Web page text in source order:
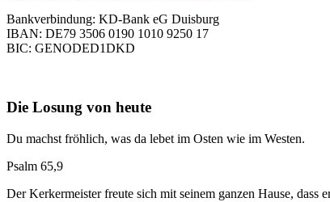
Bankverbindung: KD-Bank eG Duisburg
IBAN: DE79 3506 0190 1010 9250 17
BIC: GENODED1DKD
Die Losung von heute
Du machst fröhlich, was da lebet im Osten wie im Westen.
Psalm 65,9
Der Kerkermeister freute sich mit seinem ganzen Hause, dass